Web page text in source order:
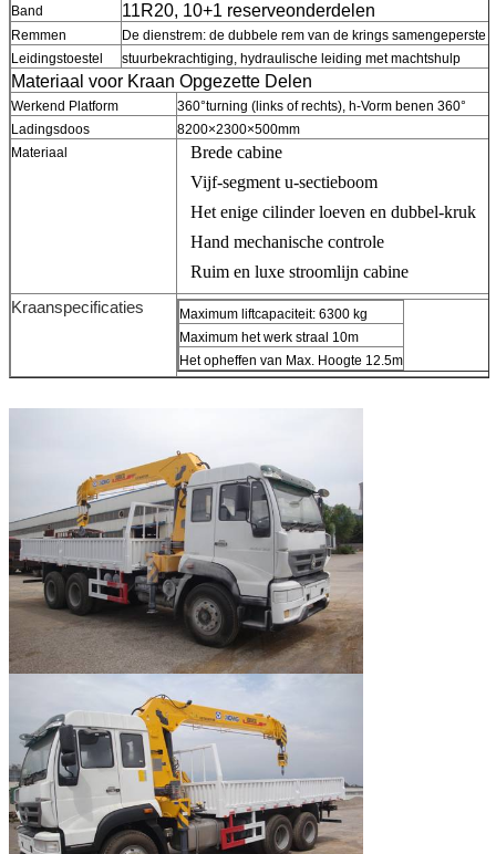
Band
11R20, 10+1 reserveonderdelen
Remmen
De dienstrem: de dubbele rem van de krings samengeperste
Leidingstoestel
stuurbekrachtiging, hydraulische leiding met machtshulp
Materiaal voor Kraan Opgezette Delen
Werkend Platform
360°turning (links of rechts), h-Vorm benen 360°
Ladingsdoos
8200×2300×500mm
Materiaal
Brede cabine
Vijf-segment u-sectieboom
Het enige cilinder loeven en dubbel-kruk
Hand mechanische controle
Ruim en luxe stroomlijn cabine
Kraanspecificaties
Maximum liftcapaciteit: 6300 kg
Maximum het werk straal 10m
Het opheffen van Max. Hoogte 12.5m